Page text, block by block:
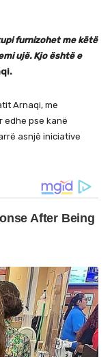
furnizohet me këtë
ujë. Kjo është e
Arnaqi, me
edhe pse kanë
asnjë iniciative